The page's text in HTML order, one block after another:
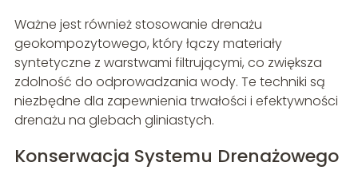
Ważne jest również stosowanie drenażu
geokompozytowego, który łączy materiały
syntetyczne z warstwami filtrującymi, co zwiększa
zdolność do odprowadzania wody. Te techniki są
niezbędne dla zapewnienia trwałości i efektywności
drenażu na glebach gliniastych.
Konserwacja Systemu Drenażowego